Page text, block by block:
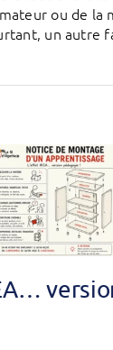
ou de la
un autre